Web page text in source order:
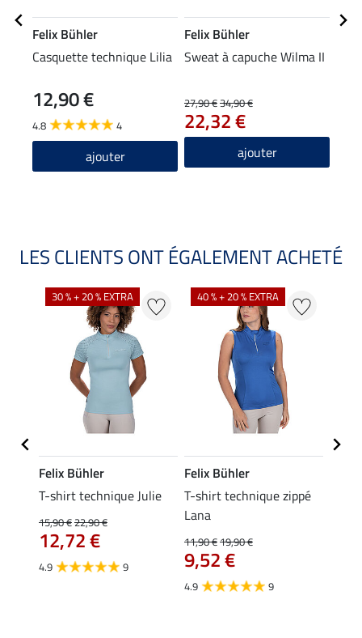
Felix Bühler
Casquette technique Lilia
12,90 €
4.8 4
ajouter
Felix Bühler
Sweat à capuche Wilma II
27,90 €34,90 €
22,32 €
ajouter
LES CLIENTS ONT ÉGALEMENT ACHETÉ
30 % + 20 % EXTRA
Felix Bühler
T-shirt technique Julie
15,90 €22,90 €
12,72 €
4.9 9
40 % + 20 % EXTRA
Felix Bühler
T-shirt technique zippé
Lana
11,90 €19,90 €
9,52 €
4.9 9